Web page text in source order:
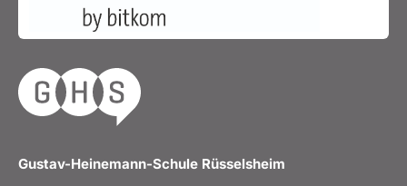
Gustav-Heinemann-Schule Rüsselsheim